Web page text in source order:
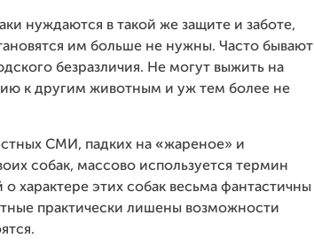
нуждаются в такой же защите и заботе,
им больше не нужны. Часто бывают
безразличия. Не могут выжить на
к другим животным и уж тем более не
СМИ, падких на «жареное» и
собак, массово используется термин
характере этих собак весьма фантастичны
практически лишены возможности